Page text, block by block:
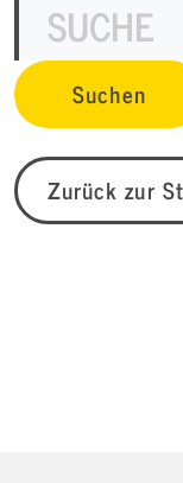
Zurück zur